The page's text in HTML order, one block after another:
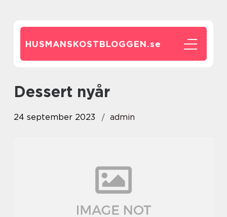
HUSMANSKOSTBLOGGEN.se
dessert nyår
24 september 2023 admin